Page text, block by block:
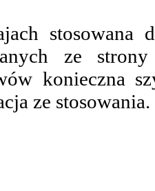
stosowana
ze
konieczna
ze stosowania.